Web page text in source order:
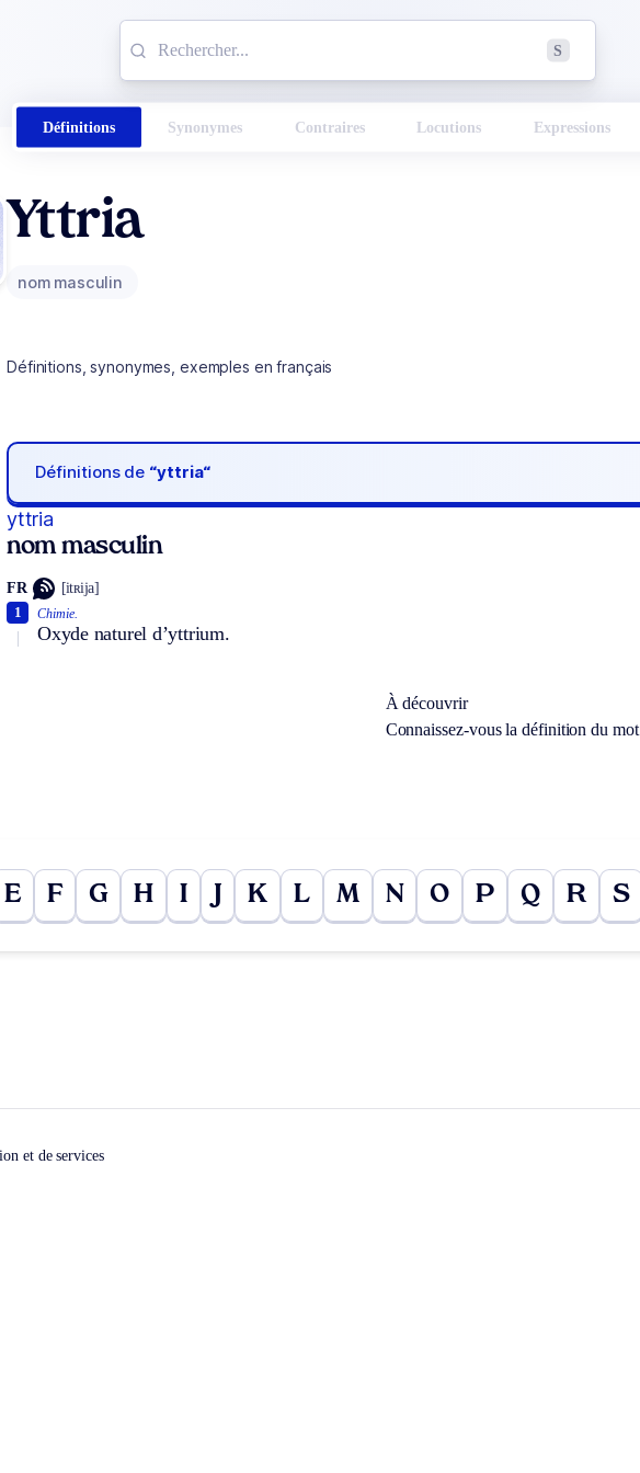
S
Définitions Synonymes Contraires Locutions Expressions
Yttria
nom masculin
Définitions, synonymes, exemples en français
Définitions de “yttria“
yttria
nom masculin
FR [itʀija]
Chimie.
Oxyde naturel d’yttrium.
1
À découvrir
Connaissez-vous la définition du mot
E F G H I K L M N O P Q R S
et de services